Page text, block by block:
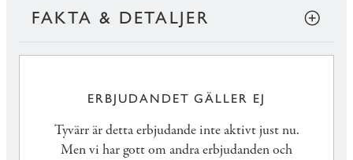
FAKTA & DETALJER
ERBJUDANDET GÄLLER EJ
Tyvärr är detta erbjudande inte aktivt just nu.
Men vi har gott om andra erbjudanden och